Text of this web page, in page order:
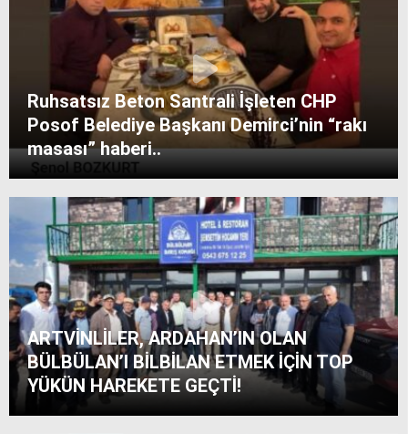
Ruhsatsız Beton Santrali İşleten CHP
Posof Belediye Başkanı Demirci’nin “rakı
masası” haberi..
ARTVİNLİLER, ARDAHAN’IN OLAN
BÜLBÜLAN’I BİLBİLAN ETMEK İÇİN TOP
YÜKÜN HAREKETE GEÇTİ!